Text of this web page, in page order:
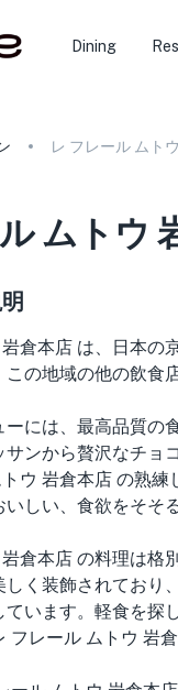
Dining
レ フレール ムト
ムトウ
倉本店 は、日本
の地域の他の飲食
には、最高品質の
ンから贅沢なチョ
ウ 岩倉本店 の熟練
しい、食欲をそそ
倉本店 の料理は格
く装飾されており
ています。軽食を探
フレール ムトウ 岩